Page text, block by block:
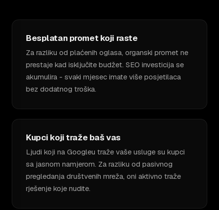
Besplatan promet koji raste
Za razliku od plaćenih oglasa, organski promet ne
prestaje kad isključite budžet. SEO investicija se
akumulira - svaki mjesec imate više posjetilaca
bez dodatnog troška.
Kupci koji traže baš vas
Ljudi koji na Googleu traže vaše usluge su kupci
sa jasnom namjerom. Za razliku od pasivnog
pregledanja društvenih mreža, oni aktivno traže
rješenje koje nudite.